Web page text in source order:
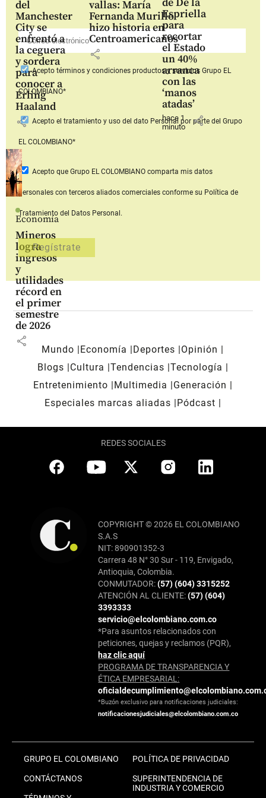
del
Manchester
City se
enfrentó a
la ceguera
y sordera
para
conocer a
Erling
Haaland
share
vallas: María
Fernanda Murillo
hizo historia en
Centroamericanos
share
Espriella
para
recortar
el Estado
un 40%
arranca
con las
‘manos
atadas’
hace 1
minuto
share
Economía
Mineros
logra
ingresos
y
utilidades
récord en
el primer
semestre
de 2026
share
Aceptotérminos y condiciones productos y serviciosGrupo EL
COLOMBIANO*
Acepto el tratamiento y uso del dato Personal por parte del Grupo
EL COLOMBIANO*
Acepto que Grupo EL COLOMBIANOcomparta mis datos
personales con terceros aliados comerciales conforme su Política de
Tratamiento del Datos Personal.
Mundo Economía Deportes
Opinión
Blogs
Cultura Tendencias Tecnología
Entretenimiento
Multimedia
Generación
Especiales marcas aliadas
Pódcast
REDES SOCIALES
COPYRIGHT © 2026 EL COLOMBIANO
S.A.S
NIT: 890901352-3
Carrera 48 N° 30 Sur - 119, Envigado,
Antioquia, Colombia.
CONMUTADOR:(57) (604) 3315252
ATENCIÓN AL CLIENTE:(57) (604)
3393333
servicio@elcolombiano.com.co
*Para asuntos relacionados con
peticiones, quejas y reclamos (PQR),
haz clic aquí
PROGRAMA DE TRANSPARENCIA Y
ÉTICA EMPRESARIAL:
*Buzón exclusivo para notificaciones judiciales:
notificacionesjudiciales@elcolombiano.com.co
GRUPO EL COLOMBIANO
CONTÁCTANOS
POLÍTICA DE PRIVACIDAD
SUPERINTENDENCIA DE
INDUSTRIA Y COMERCIO